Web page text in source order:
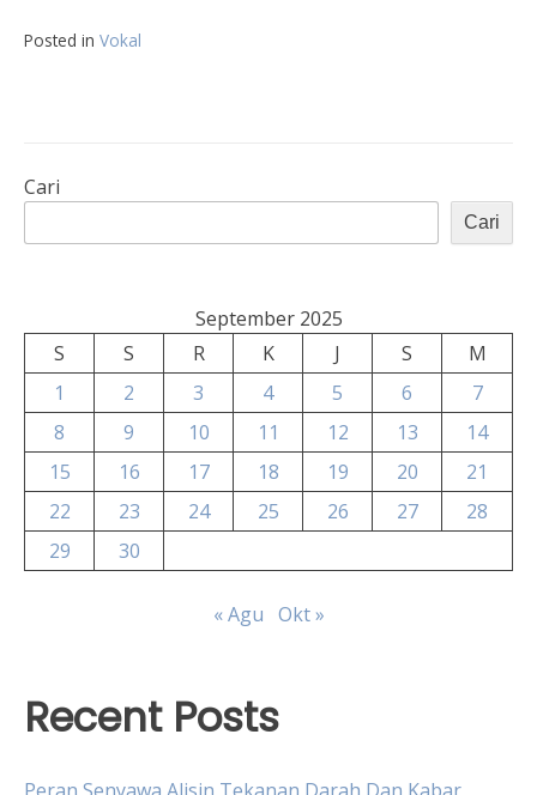
Posted in Vokal
Cari
Cari
September 2025
S
S R K J S
M
1
2 3 4 5 6
7
8
9 10 11 12 13
14
15
16 17 18 19 20
21
22
23 24 25 26 27
28
29
30
« Agu Okt »
Recent Posts
Peran Senyawa Alisin Tekanan Darah Dan Kabar